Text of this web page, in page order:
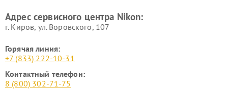
Адрес сервисного центра Nikon:
г. Киров, ул. Воровского, 107
Горячая линия:
+7 (833) 222-10-31
Контактный телефон:
8 (800) 302-71-75